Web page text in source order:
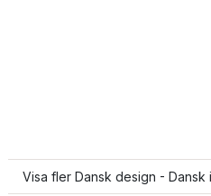
Visa fler Dansk design - Dansk